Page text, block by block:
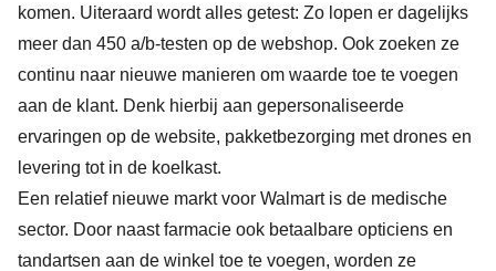
komen. Uiteraard wordt alles getest: Zo lopen er dagelijks
meer dan 450 a/b-testen op de webshop. Ook zoeken ze
continu naar nieuwe manieren om waarde toe te voegen
aan de klant. Denk hierbij aan gepersonaliseerde
ervaringen op de website, pakketbezorging met drones en
levering tot in de koelkast.
Een relatief nieuwe markt voor Walmart is de medische
sector. Door naast farmacie ook betaalbare opticiens en
tandartsen aan de winkel toe te voegen, worden ze